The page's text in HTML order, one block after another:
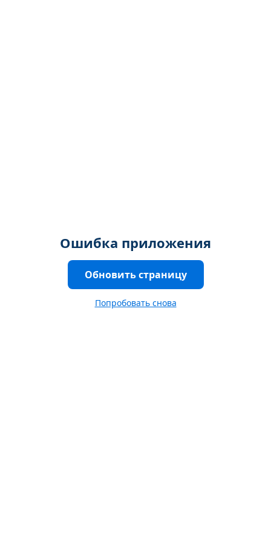
Ошибка приложения
Обновить страницу
Попробовать снова